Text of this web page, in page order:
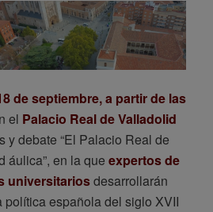
de septiembre, a partir de las
el Palacio Real de Valladolid
y debate “El Palacio Real de
áulica”, en la que expertos de
universitariosdesarrollarán
política española del siglo XVII